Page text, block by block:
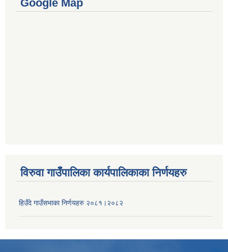
Google Map
विरुवा गाउँपालिका कार्यपालिकाका निर्णयहरु
हिउँदे गाउँसभाका निर्णयहरु २०८१।२०८२